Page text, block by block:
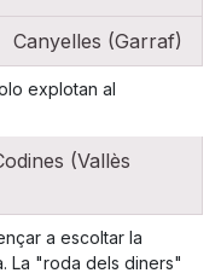
Canyelles (Garraf)
explotan al
(Vallès
a escoltar la
La "roda dels diners"